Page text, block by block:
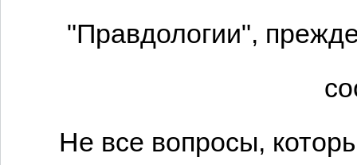
"Правдологии",
Не все вопросы,